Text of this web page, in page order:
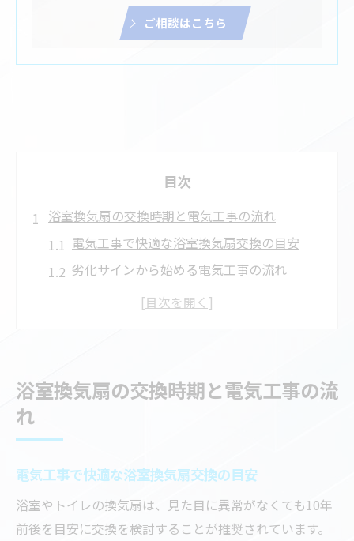
ご相談はこちら
目次
浴室換気扇の交換時期と電気工事の流れ
電気工事で快適な浴室換気扇交換の目安
劣化サインから始める電気工事の流れ
浴室換気扇交換に必要な電気工事の基礎知
トイレ換気扇不調を感じたら取るべき行動
トイレ換気扇異音時の電気工事依頼ポイン
ト
電気工事が必要なトイレ換気扇の症状とは
浴室換気扇の交換時期と電気工事の流
れ
電気工事で快適な浴室換気扇交換の目安
浴室やトイレの換気扇は、見た目に異常がなくても10年
前後を目安に交換を検討することが推奨されています。